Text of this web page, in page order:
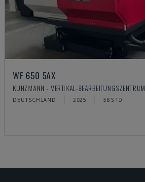
WF 650 5AX
KUNZMANN - VERTIKAL-BEARBEITUNGSZENTRUM
DEUTSCHLAND 2025 58 STD